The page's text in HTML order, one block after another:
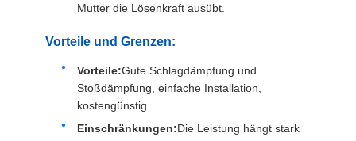
Mutter die Lösenkraft ausübt.
Vorteile und Grenzen:
Vorteile:Gute Schlagdämpfung und
Stoßdämpfung, einfache Installation,
kostengünstig.
Einschränkungen:Die Leistung hängt stark